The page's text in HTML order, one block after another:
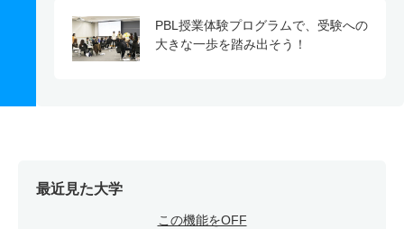
PBL授業体験プログラムで、受験への
大きな一歩を踏み出そう！
最近見た大学
この機能をOFF